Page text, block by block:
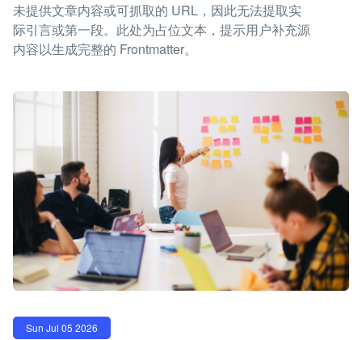
未提供文章内容或可抓取的 URL，因此无法提取实
际引言或第一段。此处为占位文本，提示用户补充源
内容以生成完整的 Frontmatter。
Sun Jul 05 2026